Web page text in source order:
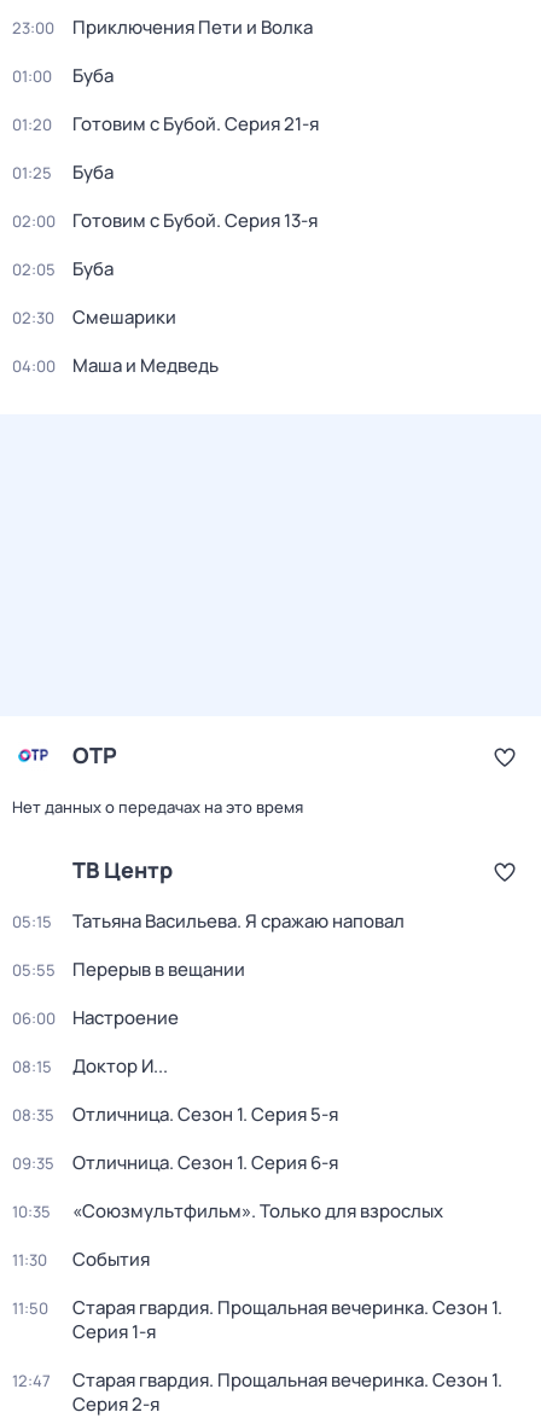
23:00 Приключения Пети и Волка
01:00 Буба
01:20 Готовим с Бубой. Серия 21-я
01:25 Буба
02:00 Готовим с Бубой. Серия 13-я
02:05 Буба
02:30 Смешарики
04:00 Маша и Медведь
ОТР
Нет данных о передачах на это время
ТВ Центр
05:15 Татьяна Васильева. Я сражаю наповал
05:55 Перерыв в вещании
06:00 Настроение
08:15 Доктор И...
08:35 Отличница. Сезон 1. Серия 5-я
09:35 Отличница. Сезон 1. Серия 6-я
10:35 «Союзмультфильм». Только для взрослых
11:30 События
11:50 Старая гвардия. Прощальная вечеринка. Сезон 1.
Серия 1-я
12:47 Старая гвардия. Прощальная вечеринка. Сезон 1.
Серия 2-я